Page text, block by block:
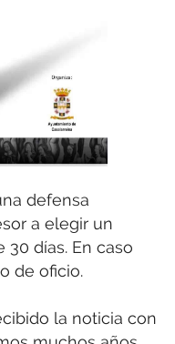
defensa
a elegir un
días. En caso
de oficio.
la noticia con